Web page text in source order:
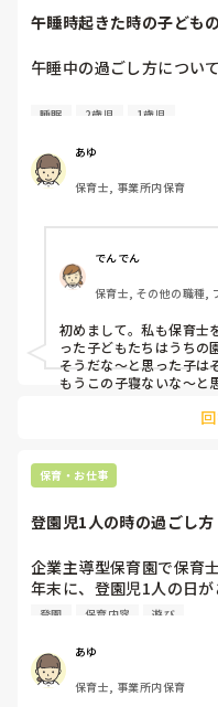
0.1.2までの企業園で、
入ってました！
職員間連絡ノートもない
ライングループばかり動
嫌でしたね。
たまにしか出勤しないパ
午睡時起きた時の子ども
午睡中の過ごし方につい
0-2歳児の午睡中に、途
わたしの保育園は毎年対
コットでゴロゴロして待っ
コットで絵本を読んです
騒がしくなった時には、
しています。
年齢によって異なるかと
ているか知りたいてす！
宜しくお願いいたします
睡眠 2歳児 1歳児
あゆ
保育士, 事業所内保育
でんでん
保育士, その他の職種,
初めまして。私も保育士
った子どもたちはうちの
そうだな〜と思った子は
もうこの子寝ないな〜と
保育・お仕事
登園児1人の時の過ごし方
企業主導型保育園で保育
年末に、登園児1人の日が
何をして過ごそうか…悩
どのように過ごしましたか
天気が良ければ、外に出
雨だったら…と思うと不安
登園 保育内容 遊び
あゆ
保育士, 事業所内保育